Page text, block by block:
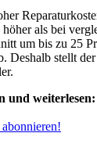
als bei
um bis zu 25
Deshalb stellt
und
abonnieren!